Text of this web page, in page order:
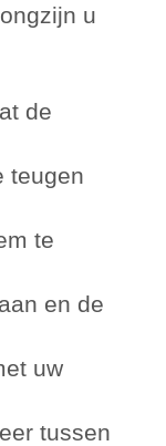
u
de
teugen
te
en de
uw
tussen